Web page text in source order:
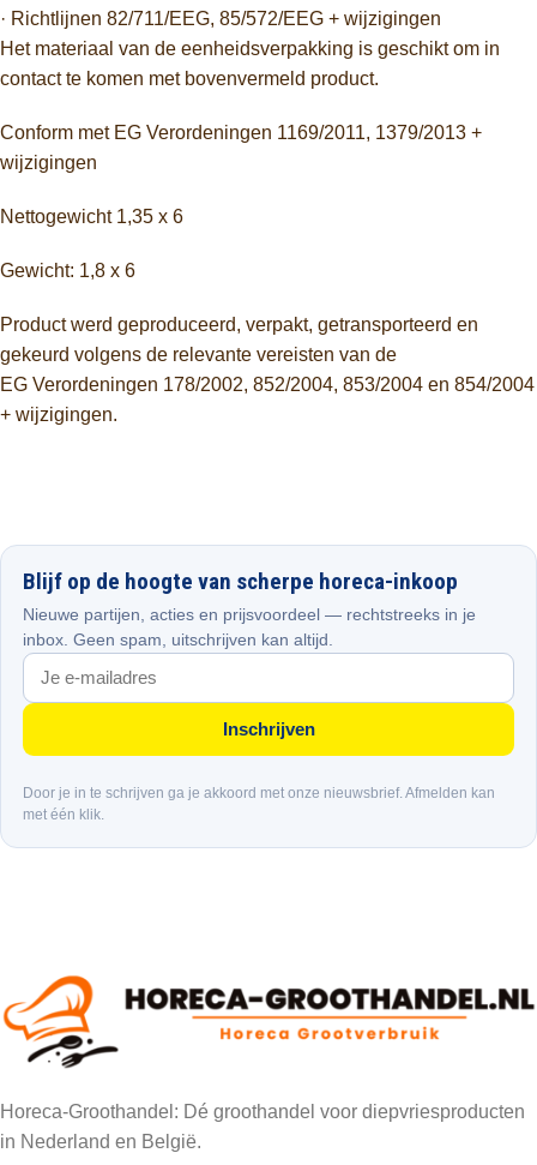
· Richtlijnen 82/711/EEG, 85/572/EEG + wijzigingen
Het materiaal van de eenheidsverpakking is geschikt om in
contact te komen met bovenvermeld product.
Conform met EG Verordeningen 1169/2011, 1379/2013 +
wijzigingen
Nettogewicht 1,35 x 6
Gewicht: 1,8 x 6
Product werd geproduceerd, verpakt, getransporteerd en
gekeurd volgens de relevante vereisten van de
EG Verordeningen 178/2002, 852/2004, 853/2004 en 854/2004
+ wijzigingen.
Blijf op de hoogte van scherpe horeca-inkoop
Nieuwe partijen, acties en prijsvoordeel — rechtstreeks in je
inbox. Geen spam, uitschrijven kan altijd.
Inschrijven
Door je in te schrijven ga je akkoord met onze nieuwsbrief. Afmelden kan
met één klik.
Horeca-Groothandel: Dé groothandel voor diepvriesproducten
in Nederland en België.